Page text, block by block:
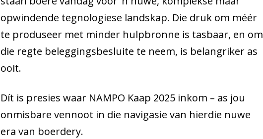
opwindende tegnologiese landskap. Die druk om méér
te produseer met minder hulpbronne is tasbaar, en om
die regte beleggingsbesluite te neem, is belangriker as
ooit.
Dít is presies waar NAMPO Kaap 2025 inkom – as jou
onmisbare vennoot in die navigasie van hierdie nuwe
era van boerdery.